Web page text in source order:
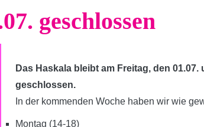
geschlossen
Das Haskala bleibt am Freitag, den
geschlossen.
In der kommenden Woche haben wir wie
Montag (14-18)